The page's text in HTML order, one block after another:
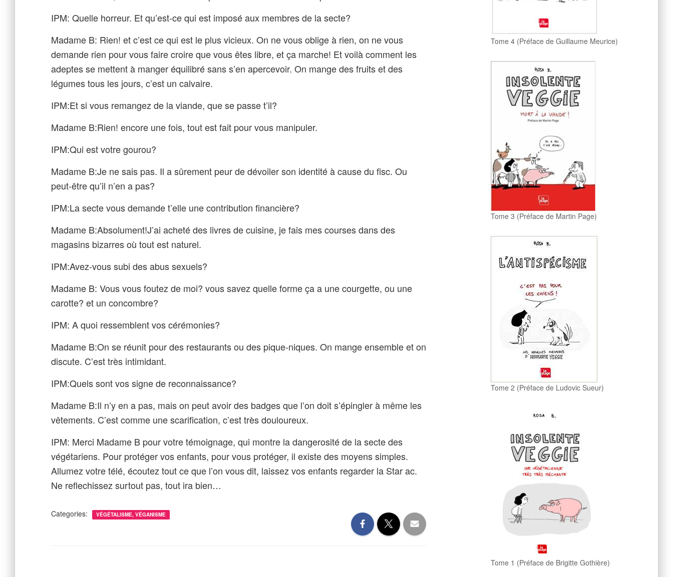
IPM: Quelle horreur. Et qu’est-ce qui est imposé aux membres de la secte?
Madame B: Rien! et c’est ce qui est le plus vicieux. On ne vous oblige à rien, on ne vous
demande rien pour vous faire croire que vous êtes libre, et ça marche! Et voilà comment les
adeptes se mettent à manger équilibré sans s’en apercevoir. On mange des fruits et des
légumes tous les jours, c’est un calvaire.
IPM:Et si vous remangez de la viande, que se passe t’il?
Madame B:Rien! encore une fois, tout est fait pour vous manipuler.
IPM:Qui est votre gourou?
Madame B:Je ne sais pas. Il a sûrement peur de dévoiler son identité à cause du fisc. Ou
peut-être qu’il n’en a pas?
IPM:La secte vous demande t’elle une contribution financière?
Madame B:Absolument!J’ai acheté des livres de cuisine, je fais mes courses dans des
magasins bizarres où tout est naturel.
IPM:Avez-vous subi des abus sexuels?
Madame B: Vous vous foutez de moi? vous savez quelle forme ça a une courgette, ou une
carotte? et un concombre?
IPM: A quoi ressemblent vos cérémonies?
Madame B:On se réunit pour des restaurants ou des pique-niques. On mange ensemble et on
discute. C’est très intimidant.
IPM:Quels sont vos signe de reconnaissance?
Madame B:Il n’y en a pas, mais on peut avoir des badges que l’on doit s’épingler à même les
vêtements. C’est comme une scarification, c’est très douloureux.
IPM: Merci Madame B pour votre témoignage, qui montre la dangerosité de la secte des
végétariens. Pour protéger vos enfants, pour vous protéger, il existe des moyens simples.
Allumez votre télé, écoutez tout ce que l’on vous dit, laissez vos enfants regarder la Starac.
Ne reflechissez surtout pas, tout ira bien…
Categories: VÉGÉTALISME, VÉGANISME
Tome 4 (Préface de Guillaume Meurice)
Tome 3 (Préface de Martin Page)
Tome 2 (Préface de Ludovic Sueur)
Tome 1 (Préface de Brigitte Gothière)